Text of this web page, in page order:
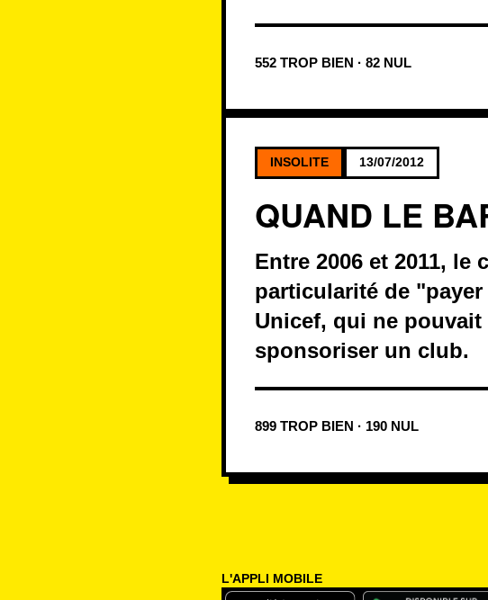
552 TROP BIEN · 82 NUL
INSOLITE 13/07/2012
QUAND LE
Entre 2006 et 2011,
particularité de
Unicef, qui ne
sponsoriser un club.
899 TROP BIEN · 190 NUL
L'APPLI MOBILE